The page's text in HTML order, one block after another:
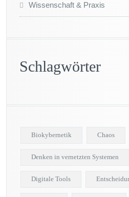
Wissenschaft & Praxis
Schlagwörter
Biokybernetik Chaos
Denken in vernetzten Systemen
Digitale Tools